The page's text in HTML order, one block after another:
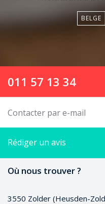
BELGE
011 57 13 34
Contacter par e-mail
Rédiger un avis
Où nous trouver ?
3550 Zolder (Heusden-